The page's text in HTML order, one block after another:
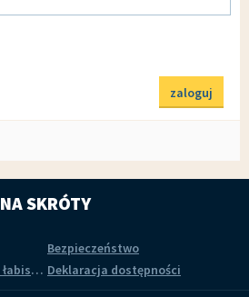
NA SKRÓTY
Bezpieczeństwo
Wypożyczalnie sprzętu na łabiszyńskiej wyspie Deklaracja dostępności